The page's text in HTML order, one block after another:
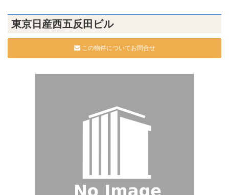
東京日産西五反田ビル
この物件についてお問合せ